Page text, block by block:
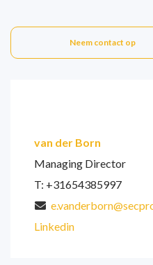
Neem contact op
van der Born
Managing Director
T: +31654385997
Linkedin